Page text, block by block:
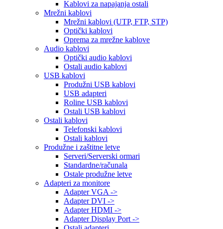
Kablovi za napajanja ostali
Mrežni kablovi
Mrežni kablovi (UTP, FTP, STP)
Optički kablovi
Oprema za mrežne kablove
Audio kablovi
Optički audio kablovi
Ostali audio kablovi
USB kablovi
Produžni USB kablovi
USB adapteri
Roline USB kablovi
Ostali USB kablovi
Ostali kablovi
Telefonski kablovi
Ostali kablovi
Produžne i zaštitne letve
Serveri/Serverski ormari
Standardne/računala
Ostale produžne letve
Adapteri za monitore
Adapter VGA ->
Adapter DVI ->
Adapter HDMI ->
Adapter Display Port ->